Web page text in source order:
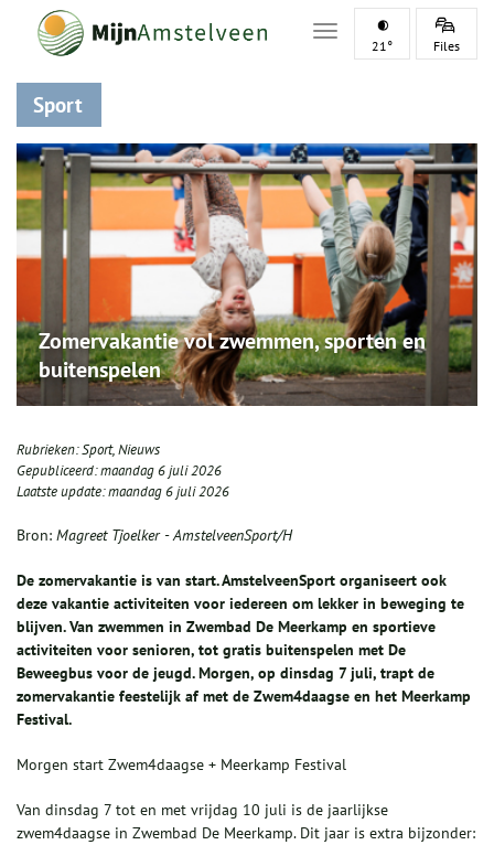
Toggle navigation
21° Files
Sport
Zomervakantie vol zwemmen, sporten en
buitenspelen
Rubrieken:Sport,Nieuws
Gepubliceerd:maandag 6 juli 2026
Laatste update:maandag 6 juli 2026
Bron: Magreet Tjoelker - AmstelveenSport/H
De zomervakantie is van start. AmstelveenSport organiseert ook
deze vakantie activiteiten voor iedereen om lekker in beweging te
blijven. Van zwemmen in Zwembad De Meerkamp en sportieve
activiteiten voor senioren, tot gratis buitenspelen met De
Beweegbus voor de jeugd. Morgen, op dinsdag 7 juli, trapt de
zomervakantie feestelijk af met de Zwem4daagse en het Meerkamp
Festival.
Morgen start Zwem4daagse + Meerkamp Festival
Van dinsdag 7 tot en met vrijdag 10 juli is de jaarlijkse
zwem4daagse in Zwembad De Meerkamp. Dit jaar is extra bijzonder: